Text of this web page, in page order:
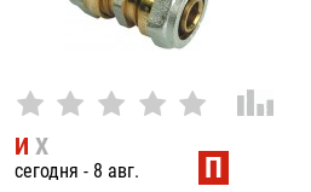
И Х
сегодня - 8 авг. П